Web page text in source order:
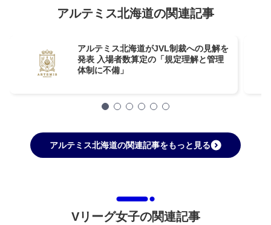
アルテミス北海道の関連記事
アルテミス北海道がJVL制裁への見解を
発表 入場者数算定の「規定理解と管理
体制に不備」
アルテミス北海道の関連記事をもっと見る
Vリーグ女子の関連記事